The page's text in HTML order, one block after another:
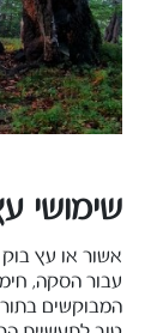
שימושי
אשור או עץ
עבור הסקה,
המבוקשים